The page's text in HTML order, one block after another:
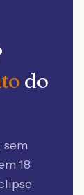
do
18